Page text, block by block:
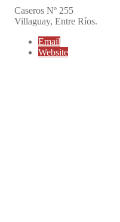
Caseros Nº 255
Villaguay, Entre Ríos.
Email
Website